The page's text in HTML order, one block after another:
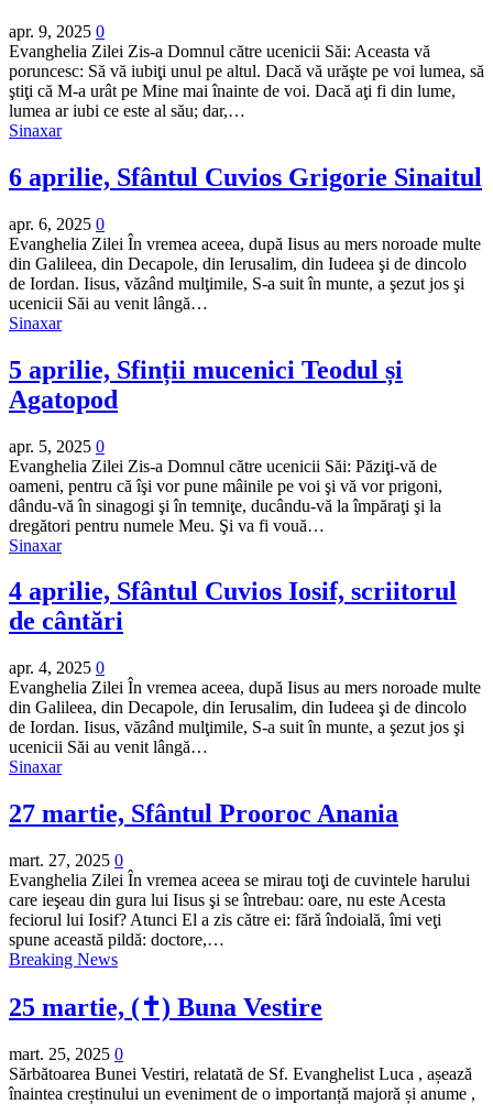
apr. 9, 2025 0
Evanghelia Zilei Zis-a Domnul către ucenicii Săi: Aceasta vă
poruncesc: Să vă iubiţi unul pe altul. Dacă vă urăşte pe voi lumea, să
ştiţi că M-a urât pe Mine mai înainte de voi. Dacă aţi fi din lume,
lumea ar iubi ce este al său; dar,…
Sinaxar
6 aprilie, Sfântul Cuvios Grigorie Sinaitul
apr. 6, 2025 0
Evanghelia Zilei În vremea aceea, după Iisus au mers noroade multe
din Galileea, din Decapole, din Ierusalim, din Iudeea şi de dincolo
de Iordan. Iisus, văzând mulţimile, S-a suit în munte, a şezut jos şi
ucenicii Săi au venit lângă…
Sinaxar
5 aprilie, Sfinții mucenici Teodul și
Agatopod
apr. 5, 2025 0
Evanghelia Zilei Zis-a Domnul către ucenicii Săi: Păziţi-vă de
oameni, pentru că îşi vor pune mâinile pe voi şi vă vor prigoni,
dându-vă în sinagogi şi în temniţe, ducându-vă la împăraţi şi la
dregători pentru numele Meu. Şi va fi vouă…
Sinaxar
4 aprilie, Sfântul Cuvios Iosif, scriitorul
de cântări
apr. 4, 2025 0
Evanghelia Zilei În vremea aceea, după Iisus au mers noroade multe
din Galileea, din Decapole, din Ierusalim, din Iudeea şi de dincolo
de Iordan. Iisus, văzând mulţimile, S-a suit în munte, a şezut jos şi
ucenicii Săi au venit lângă…
Sinaxar
27 martie, Sfântul Prooroc Anania
mart. 27, 2025 0
Evanghelia Zilei În vremea aceea se mirau toţi de cuvintele harului
care ieşeau din gura lui Iisus şi se întrebau: oare, nu este Acesta
feciorul lui Iosif? Atunci El a zis către ei: fără îndoială, îmi veţi
spune această pildă: doctore,…
Breaking News
25 martie, (✝) Buna Vestire
mart. 25, 2025 0
Sărbătoarea Bunei Vestiri, relatată de Sf. Evanghelist Luca , așează
înaintea creștinului un eveniment de o importanță majoră și anume ,